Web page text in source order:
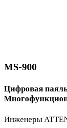
MS-900
Цифровая
Инженеры